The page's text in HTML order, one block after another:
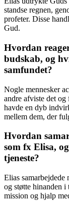
standse regnen,
profeter. Disse
Gud.
Hvordan
budskab, og
samfundet?
Nogle mennesker
andre afviste det
havde en dyb
mellem dem, der
Hvordan
som fx Elisa,
tjeneste?
Elias
og støtte hinanden i
mission og hjalp